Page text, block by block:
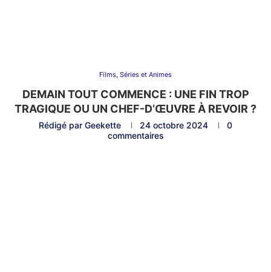
Films, Séries et Animes
DEMAIN TOUT COMMENCE : UNE FIN TROP
TRAGIQUE OU UN CHEF-D’ŒUVRE À REVOIR ?
Rédigé par Geekette 24 octobre 2024
0
commentaires